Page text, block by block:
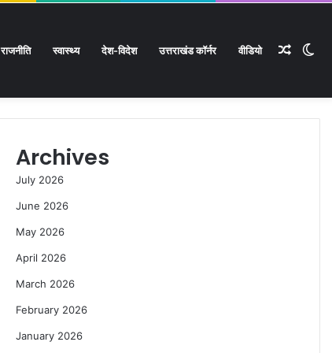
राजनीति स्वास्थ्य देश-विदेश उत्तराखंड कॉर्नर वीडियो
Archives
July 2026
June 2026
May 2026
April 2026
March 2026
February 2026
January 2026